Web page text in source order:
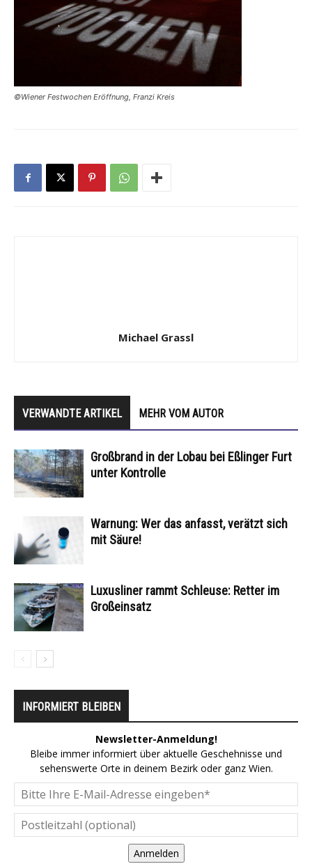
©Wiener Festwochen Eröffnung, Franzi Kreis
Michael Grassl
VERWANDTE ARTIKEL MEHR VOM AUTOR
Großbrand in der Lobau bei Eßlinger Furt
unter Kontrolle
Warnung: Wer das anfasst, verätzt sich
mit Säure!
Luxusliner rammt Schleuse: Retter im
Großeinsatz
INFORMIERT BLEIBEN
Newsletter-Anmeldung!
Bleibe immer informiert über aktuelle Geschehnisse und
sehenswerte Orte in deinem Bezirk oder ganz Wien.
Anmelden